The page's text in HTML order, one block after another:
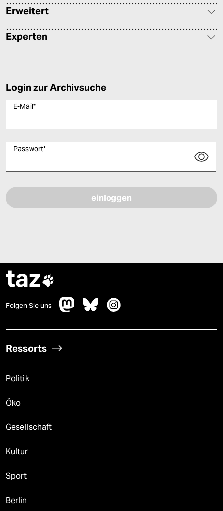
Erweitert
Experten
Login zur Archivsuche
E-Mail*
Passwort*
taz
Folgen Sie uns
Ressorts
Politik
Öko
Gesellschaft
Kultur
Sport
Berlin